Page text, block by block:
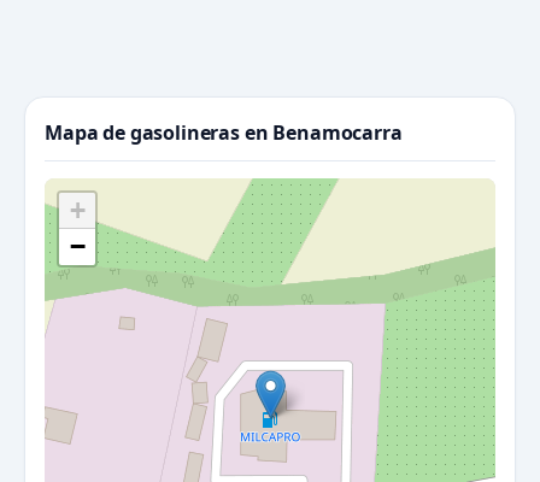
Mapa de gasolineras en Benamocarra
+
−